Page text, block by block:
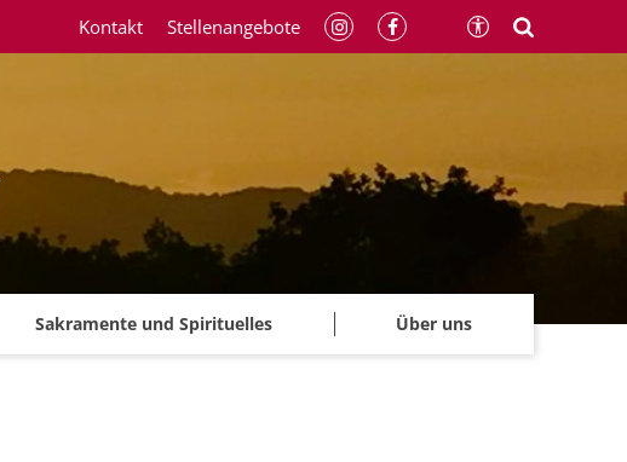
Sakramente und Spirituelles Über uns
Kontakt Stellenangebote